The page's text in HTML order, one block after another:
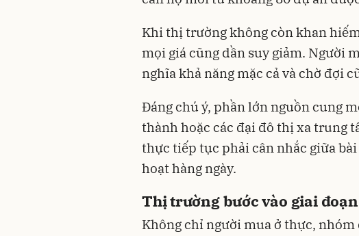
Khi thị trường không còn khan
mọi giá cũng dần suy giảm. Người
nghĩa khả năng mặc cả và chờ đợi
Đáng chú ý, phần lớn nguồn cung
thành hoặc các đại đô thị xa trung
thực tiếp tục phải cân nhắc giữa
hoạt hàng ngày.
Thị trường bước vào giai
Không chỉ người mua ở thực,